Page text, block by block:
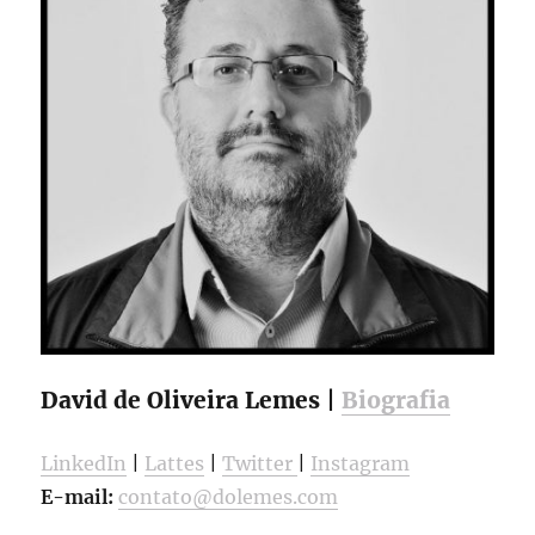
David de Oliveira Lemes | Biografia
LinkedIn Lattes |Twitter
Instagram
E-mail: contato@dolemes.com